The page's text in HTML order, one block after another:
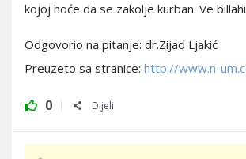
kojoj hoće da se zakolje kurban. Ve
Odgovorio na pitanje: dr.Zijad Ljakić
Preuzeto sa stranice: http://www.n-
0 Dijeli